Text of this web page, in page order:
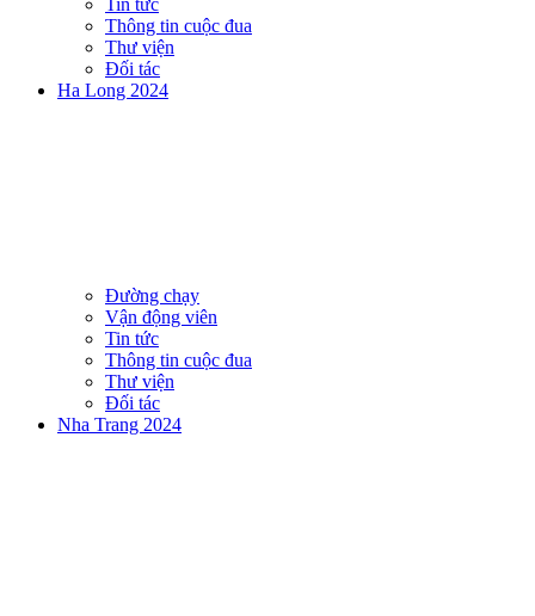
Thông tin cuộc đua
Thư viện
Đối tác
Ha Long 2024
Đường chạy
Vận động viên
Tin tức
Thông tin cuộc đua
Thư viện
Đối tác
Nha Trang 2024